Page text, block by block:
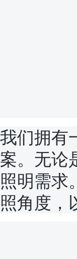
我们拥有
案。无论
照明需求
照角度，